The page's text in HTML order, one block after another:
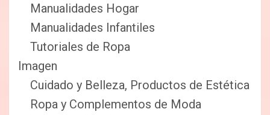
Manualidades Hogar
Manualidades Infantiles
Tutoriales de Ropa
Imagen
Cuidado y Belleza, Productos de Estética
Ropa y Complementos de Moda